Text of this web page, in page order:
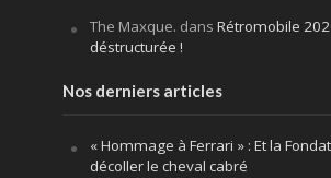
The Maxque. dans Rétromobile
déstructurée !
Nos derniers articles
« Hommage à Ferrari » : Et la
décoller le cheval cabré